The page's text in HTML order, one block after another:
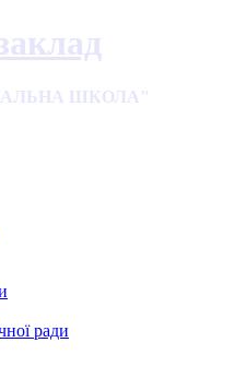
ШКОЛА"
ради